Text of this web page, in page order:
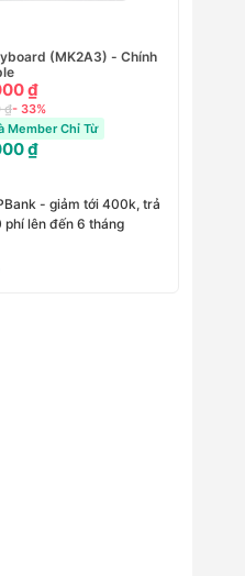
(MK2A3) - Chính
₫
₫- 33%
Member Chỉ Từ
₫
- giảm tới 400k, trả
phí lên đến 6 tháng